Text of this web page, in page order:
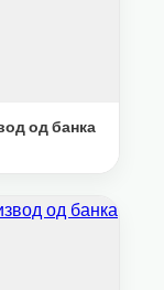
од банка